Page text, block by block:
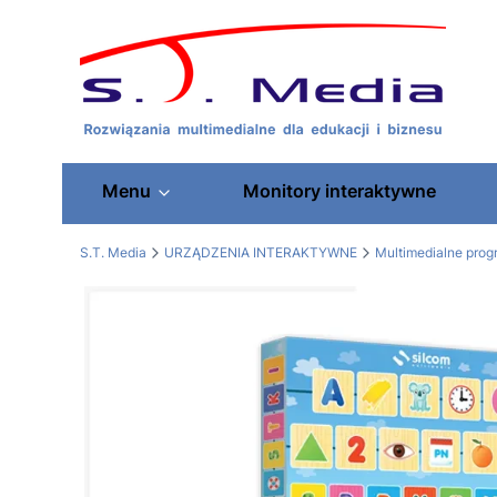
Menu Monitory interaktywne
S.T. Media URZĄDZENIA INTERAKTYWNE Multimedialne